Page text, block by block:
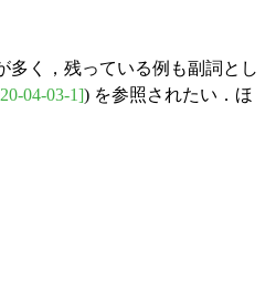
多く，残っている例も副詞とし
04-03-1]) を参照されたい．ほ